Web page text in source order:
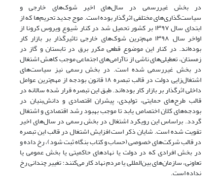
در بخش غیررسمی در سال‌های اخیر شوک‌های خارجی و
سیاست‌گذاری‌های مختلفی اثرگذار بوده است. موج جدید تحریم‌ها که از
ابتدای سال ۱۳۹۷ بر کشور تحمیل شد در کنار شیوع ویروس کرونا از
اواخر سال ۱۳۹۸ مهم‌ترین شوک‌های خارجی تاثیرگذار بر بازار کار
بوده‌اند. در کنار این موضوع قطعی مکرر برق در تابستان و گاز در
زمستان، تعطیلی‌های ناشی از ناآرامی‌های اجتماعی موجب کاهش اشتغال
در بخش غیررسمی شده است. در بخش رسمی نیز سیاست‌های
اشتغال‌زایی دولت در قالب تبصره ۱۸ قانون بودجه از مهم‌ترین عوامل
داخلی اثرگذار بر بازار کار بوده‌اند. طبق این تبصره قرار شده سالانه در
قالب طرح‌های حمایتی، تولیدی، پیشران اقتصادی و دانش‌بنیان در
بودجه‌های کلان اختصاص یابد تا موجب بهبود رشد اقتصادی و اشتغال
گردد. براساس این رویکرد اشتغال در بخش رسمی در سال‌های اخیر
تقویت شده است. شایان ذکر است افزایش اشتغال در قالب این تبصره
در قالب شرکت‌های خصوصی (حساب و کتاب بنگاه ثبت شود)، رخ داده و
در بخش افرادی که در دولت یا نهادهای حاکمیتی یا بخش عمومی یا
تعاونی، سازمان‌های بین‌المللی یا مردم ‌نهاد کار می‌کنند؛ تغییر چندانی رخ
نداده است.